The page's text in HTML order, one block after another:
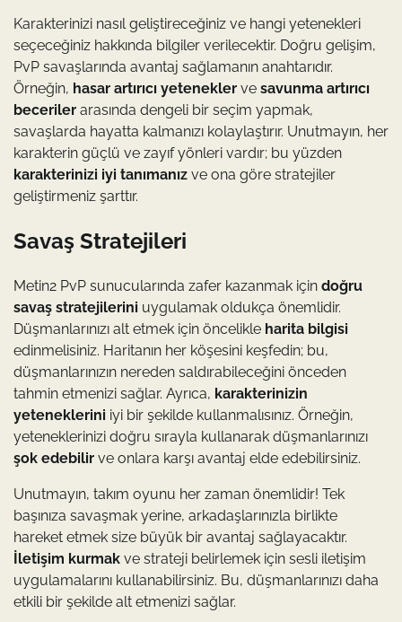
Karakterinizi nasıl geliştireceğiniz ve hangi yetenekleri
seçeceğiniz hakkında bilgiler verilecektir. Doğru gelişim,
PvP savaşlarında avantaj sağlamanın anahtarıdır.
Örneğin, hasar artırıcı yetenekler ve savunma artırıcı
beceriler arasında dengeli bir seçim yapmak,
savaşlarda hayatta kalmanızı kolaylaştırır. Unutmayın, her
karakterin güçlü ve zayıf yönleri vardır; bu yüzden
karakterinizi iyi tanımanız ve ona göre stratejiler
geliştirmeniz şarttır.
Savaş Stratejileri
Metin2 PvP sunucularında zafer kazanmak için doğru
savaş stratejilerini uygulamak oldukça önemlidir.
Düşmanlarınızı alt etmek için öncelikle harita bilgisi
edinmelisiniz. Haritanın her köşesini keşfedin; bu,
düşmanlarınızın nereden saldırabileceğini önceden
tahmin etmenizi sağlar. Ayrıca, karakterinizin
yeteneklerini iyi bir şekilde kullanmalısınız. Örneğin,
yeteneklerinizi doğru sırayla kullanarak düşmanlarınızı
şok edebilir ve onlara karşı avantaj elde edebilirsiniz.
Unutmayın, takım oyunu her zaman önemlidir! Tek
başınıza savaşmak yerine, arkadaşlarınızla birlikte
hareket etmek size büyük bir avantaj sağlayacaktır.
İletişim kurmak ve strateji belirlemek için sesli iletişim
uygulamalarını kullanabilirsiniz. Bu, düşmanlarınızı daha
etkili bir şekilde alt etmenizi sağlar.